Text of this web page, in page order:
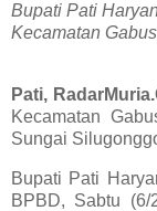
Bupati Pati
Kecamatan
Pati,
Kecamatan
Sungai
Bupati Pati
BPBD, Sabtu